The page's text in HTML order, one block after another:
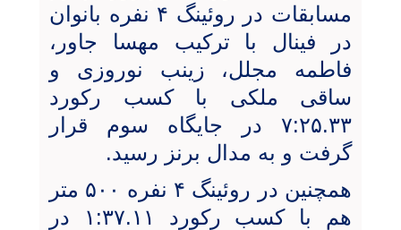
مسابقات در روئینگ ۴ نفره بانوان
در فینال با ترکیب مهسا جاور،
فاطمه مجلل، زینب نوروزی و
ساقی ملکی با کسب رکورد
۷:۲۵.۳۳ در جایگاه سوم قرار
گرفت و به مدال برنز رسید.
همچنین در روئینگ ۴ نفره ۵۰۰ متر
هم با کسب رکورد ۱:۳۷.۱۱ در